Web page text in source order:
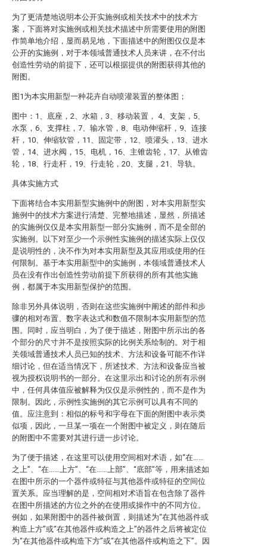
为了更清楚地说明本公开实施例或相关技术中的技术方
案，下面将对实施例或相关技术描述中所需要使用的附图
作简单地介绍，显而易见地，下面描述中的附图仅仅是本
公开的实施例，对于本领域普通技术人员来讲，在不付出
创造性劳动的前提下，还可以根据提供的附图获得其他的
附图。
图1为本实用新型一种花卉自动喷灌装置的整体图；
图中：1、底座，2、水箱，3、移动装置， 4、支架，5、
水泵，6、支撑柱，7、输水管，8、电动伸缩杆，9、连接
杆，10、伸缩软管，11、固定带，12、喷灌头，13、进水
管，14、进水阀，15、电机，16、主锥齿轮，17、从锥齿
轮，18、行走杆，19、行走轮，20、支腿，21、导轨。
具体实施方式
下面将结合本实用新型实施例中的附图，对本实用新型实
施例中的技术方案进行清楚、完整地描述，显然，所描述
的实施例仅仅是本实用新型一部分实施例，而不是全部的
实施例。以下对至少一个示例性实施例的描述实际上仅仅
是说明性的，决不作为对本实用新型及其应用或使用的任
何限制。基于本实用新型中的实施例，本领域普通技术人
员在没有作出创造性劳动前提下所获得的所有其他实施
例，都属于本实用新型保护的范围。
除非另外具体说明，否则在这些实施例中阐述的部件和步
骤的相对布置、数字表达式和数值不限制本实用新型的范
围。同时，应当明白，为了便于描述，附图中所示出的各
个部分的尺寸并不是按照实际的比例关系绘制的。对于相
关领域普通技术人员已知的技术、方法和设备可能不作详
细讨论，但在适当情况下，所述技术、方法和设备应当被
视为授权说明书的一部分。在这里示出和讨论的所有示例
中，任何具体值应被解释为仅仅是示例性的，而不是作为
限制。因此，示例性实施例的其它示例可以具有不同的
值。应注意到：相似的标号和字母在下面的附图中表示类
似项，因此，一旦某一项在一个附图中被定义，则在随后
的附图中不需要对其进行进一步讨论。
为了便于描述，在这里可以使用空间相对术语，如“在……
之上”、“在……上方”、“在……上部”、“底部”等，用来描述如
在图中所示的一个器件或特征与其他器件或特征的空间位
置关系。应当理解的是，空间相对术语旨在包含除了器件
在图中所描述的方位之外的在使用或操作中的不同方位。
例如，如果附图中的器件被倒置，则描述为“在其他器件或
构造上方”或“在其他器件或构造之上”的器件之后将被定位
为“在其他器件或构造下方”或“在其他器件或构造之下”。因